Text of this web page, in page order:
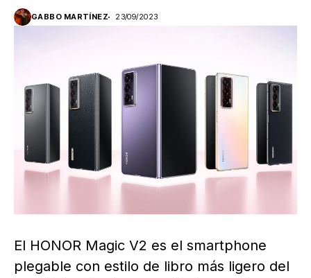
GABBO MARTÍNEZ 23/09/2023
El HONOR Magic V2 es el smartphone
plegable con estilo de libro más ligero del